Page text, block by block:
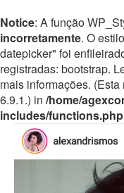
Notice: A função
incorretamente. O
datepicker" foi
registradas: bootstrap.
mais informações.
6.9.1.) in /home/
includes/functions.php